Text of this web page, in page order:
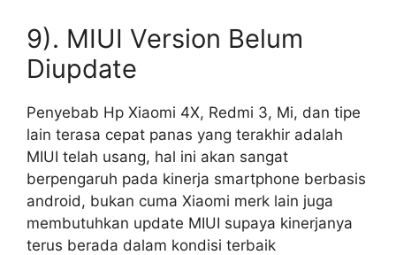
9). MIUI Version Belum
Diupdate
Penyebab Hp Xiaomi 4X, Redmi 3, Mi, dan tipe
lain terasa cepat panas yang terakhir adalah
MIUI telah usang, hal ini akan sangat
berpengaruh pada kinerja smartphone berbasis
android, bukan cuma Xiaomi merk lain juga
membutuhkan update MIUI supaya kinerjanya
terus berada dalam kondisi terbaik